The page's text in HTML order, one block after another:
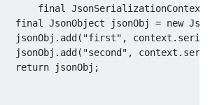
final
JsonSerializationContext
final
JsonObject jsonObj = new
jsonObj
. add( "first" , context .
jsonObj
. add( "second" , context .
return jsonObj ;